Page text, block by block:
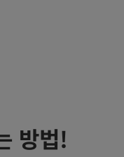
방법!